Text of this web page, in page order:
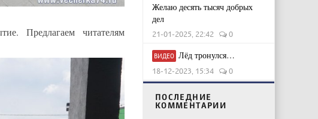
Предлагаем читателям
Желаю десять тысяч добрых
дел
21-01-2025, 22:42 0
ВИДЕО Лёд тронулся…
18-12-2023, 15:34 0
ПОСЛЕДНИЕ
КОММЕНТАРИИ